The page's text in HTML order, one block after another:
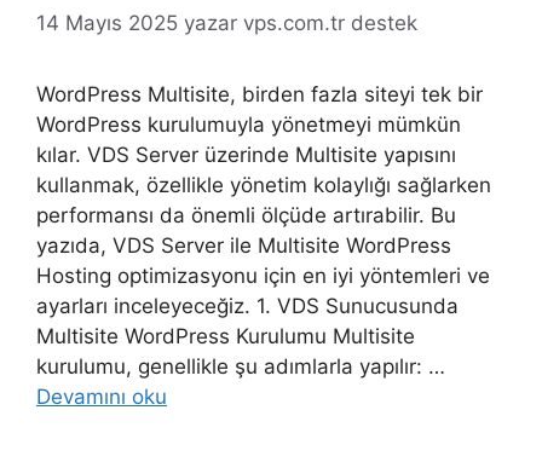
14 Mayıs 2025 yazar vps.com.tr destek
WordPress Multisite, birden fazla siteyi tek bir
WordPress kurulumuyla yönetmeyi mümkün
kılar. VDS Server üzerinde Multisite yapısını
kullanmak, özellikle yönetim kolaylığı sağlarken
performansı da önemli ölçüde artırabilir. Bu
yazıda, VDS Server ile Multisite WordPress
Hosting optimizasyonu için en iyi yöntemleri ve
ayarları inceleyeceğiz. 1. VDS Sunucusunda
Multisite WordPress Kurulumu Multisite
kurulumu, genellikle şu adımlarla yapılır: …
Devamını oku